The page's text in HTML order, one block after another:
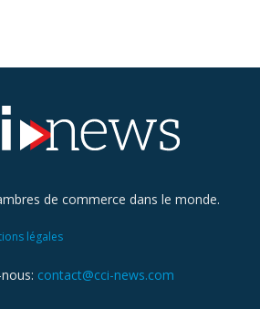
de commerce dans le monde.
légales
contact@cci-news.com